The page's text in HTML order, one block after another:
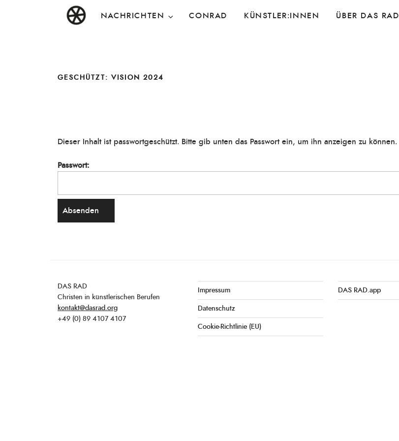
DAS RAD
Christen in künstlerischen Berufen
NACHRICHTEN CONRAD KÜNSTLER:INNEN ÜBER DAS RAD
GESCHÜTZT: VISION 2024
Dieser Inhalt ist passwortgeschützt. Bitte gib unten das Passwort ein, um ihn anzeigen zu können.
Passwort:
DAS RAD
Christen in künstlerischen Berufen
kontakt@dasrad.org
+49 (0) 89 4107 4107
Impressum
Datenschutz
Cookie-Richtlinie (EU)
DAS RAD.app